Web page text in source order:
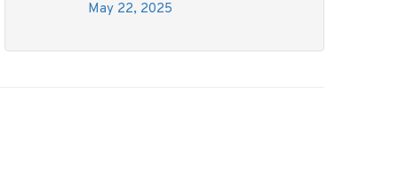
May 22, 2025